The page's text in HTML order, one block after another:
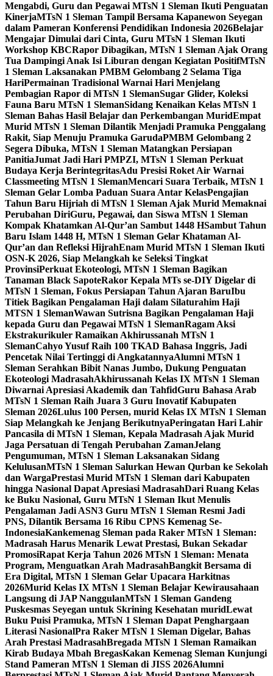
Mengabdi, Guru dan Pegawai MTsN 1 Sleman Ikuti Penguatan
KinerjaMTsN 1 Sleman Tampil Bersama Kapanewon Seyegan
dalam Pameran Konferensi Pendidikan Indonesia 2026Belajar
Mengajar Dimulai dari Cinta, Guru MTsN 1 Sleman Ikuti
Workshop KBCRapor Dibagikan, MTsN 1 Sleman Ajak Orang
Tua Dampingi Anak Isi Liburan dengan Kegiatan PositifMTsN
1 Sleman Laksanakan PMBM Gelombang 2 Selama Tiga
HariPermainan Tradisional Warnai Hari Menjelang
Pembagian Rapor di MTsN 1 SlemanSugar Glider, Koleksi
Fauna Baru MTsN 1 SlemanSidang Kenaikan Kelas MTsN 1
Sleman Bahas Hasil Belajar dan Perkembangan MuridEmpat
Murid MTsN 1 Sleman Dilantik Menjadi Pramuka Penggalang
Rakit, Siap Menuju Pramuka GarudaPMBM Gelombang 2
Segera Dibuka, MTsN 1 Sleman Matangkan Persiapan
PanitiaJumat Jadi Hari PMPZI, MTsN 1 Sleman Perkuat
Budaya Kerja BerintegritasAdu Presisi Roket Air Warnai
Classmeeting MTsN 1 SlemanMencari Suara Terbaik, MTsN 1
Sleman Gelar Lomba Paduan Suara Antar KelasPengajian
Tahun Baru Hijriah di MTsN 1 Sleman Ajak Murid Memaknai
Perubahan DiriGuru, Pegawai, dan Siswa MTsN 1 Sleman
Kompak Khatamkan Al-Qur’an Sambut 1448 HSambut Tahun
Baru Islam 1448 H, MTsN 1 Sleman Gelar Khataman Al-
Qur’an dan Refleksi HijrahEnam Murid MTsN 1 Sleman Ikuti
OSN-K 2026, Siap Melangkah ke Seleksi Tingkat
ProvinsiPerkuat Ekoteologi, MTsN 1 Sleman Bagikan
Tanaman Black SapoteRakor Kepala MTs se-DIY Digelar di
MTsN 1 Sleman, Fokus Persiapan Tahun Ajaran BaruIbu
Titiek Bagikan Pengalaman Haji dalam Silaturahim Haji
MTSN 1 SlemanWawan Sutrisna Bagikan Pengalaman Haji
kepada Guru dan Pegawai MTsN 1 SlemanRagam Aksi
Ekstrakurikuler Ramaikan Akhirussanah MTsN 1
SlemanCahyo Yusuf Raih 100 TKAD Bahasa Inggris, Jadi
Pencetak Nilai Tertinggi di AngkatannyaAlumni MTsN 1
Sleman Serahkan Bibit Nanas Jumbo, Dukung Penguatan
Ekoteologi MadrasahAkhirussanah Kelas IX MTsN 1 Sleman
Diwarnai Apresiasi Akademik dan TahfidGuru Bahasa Arab
MTsN 1 Sleman Raih Juara 3 Guru Inovatif Kabupaten
Sleman 2026Lulus 100 Persen, murid Kelas IX MTsN 1 Sleman
Siap Melangkah ke Jenjang BerikutnyaPeringatan Hari Lahir
Pancasila di MTsN 1 Sleman, Kepala Madrasah Ajak Murid
Jaga Persatuan di Tengah Perubahan ZamanJelang
Pengumuman, MTsN 1 Sleman Laksanakan Sidang
KelulusanMTsN 1 Sleman Salurkan Hewan Qurban ke Sekolah
dan WargaPrestasi Murid MTsN 1 Sleman dari Kabupaten
hingga Nasional Dapat Apresiasi MadrasahDari Ruang Kelas
ke Buku Nasional, Guru MTsN 1 Sleman Ikut Menulis
Pengalaman Jadi ASN3 Guru MTsN 1 Sleman Resmi Jadi
PNS, Dilantik Bersama 16 Ribu CPNS Kemenag Se-
IndonesiaKankemenag Sleman pada Raker MTsN 1 Sleman:
Madrasah Harus Menarik Lewat Prestasi, Bukan Sekadar
PromosiRapat Kerja Tahun 2026 MTsN 1 Sleman: Menata
Program, Menguatkan Arah MadrasahBangkit Bersama di
Era Digital, MTsN 1 Sleman Gelar Upacara Harkitnas
2026Murid Kelas IX MTsN 1 Sleman Belajar Kewirausahaan
Langsung di JAP NanggulanMTsN 1 Sleman Gandeng
Puskesmas Seyegan untuk Skrining Kesehatan muridLewat
Buku Puisi Pramuka, MTsN 1 Sleman Dapat Penghargaan
Literasi NasionalPra Raker MTsN 1 Sleman Digelar, Bahas
Arah Prestasi MadrasahBregada MTsN 1 Sleman Ramaikan
Kirab Budaya Mbah BregasKakan Kemenag Sleman Kunjungi
Stand Pameran MTsN 1 Sleman di JISS 2026Alumni